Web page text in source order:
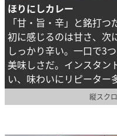
ほりにしカレー
「甘・旨・辛」と銘打
初に感じるのは甘さ、次
しっかり辛い。一口で3
美味しさだ。インスタン
い、味わいにリピーター
縦スク